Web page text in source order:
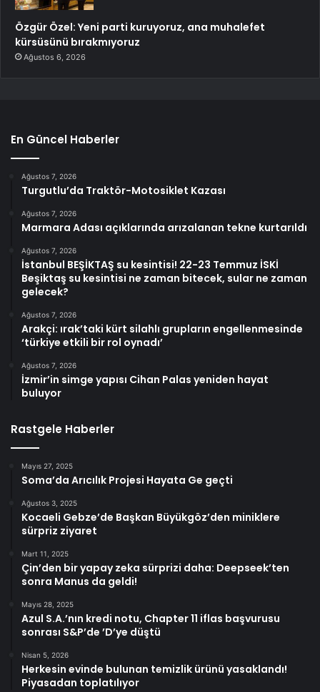
Özgür Özel: Yeni parti kuruyoruz, ana muhalefet
kürsüsünü bırakmıyoruz
Ağustos 6, 2026
En Güncel Haberler
Ağustos 7, 2026
Turgutlu’da Traktör-Motosiklet Kazası
Ağustos 7, 2026
Marmara Adası açıklarında arızalanan tekne kurtarıldı
Ağustos 7, 2026
İstanbul BEŞİKTAŞ su kesintisi! 22-23 Temmuz İSKİ
Beşiktaş su kesintisi ne zaman bitecek, sular ne zaman
gelecek?
Ağustos 7, 2026
Arakçi: ırak’taki kürt silahlı grupların engellenmesinde
‘türkiye etkili bir rol oynadı’
Ağustos 7, 2026
İzmir’in simge yapısı Cihan Palas yeniden hayat
buluyor
Rastgele Haberler
Mayıs 27, 2025
Soma’da Arıcılık Projesi Hayata Ge geçti
Ağustos 3, 2025
Kocaeli Gebze’de Başkan Büyükgöz’den miniklere
sürpriz ziyaret
Mart 11, 2025
Çin’den bir yapay zeka sürprizi daha: Deepseek’ten
sonra Manus da geldi!
Mayıs 28, 2025
Azul S.A.’nın kredi notu, Chapter 11 iflas başvurusu
sonrası S&P’de ’D’ye düştü
Nisan 5, 2026
Herkesin evinde bulunan temizlik ürünü yasaklandı!
Piyasadan toplatılıyor